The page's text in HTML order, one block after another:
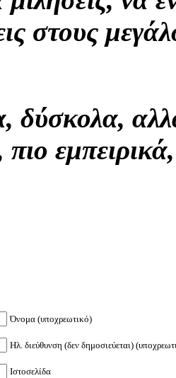
στους
δύσκολα,
Όνομα (υποχρεωτικό)
Ηλ. διεύθυνση (δεν δημοσιεύεται)
Ιστοσελίδα